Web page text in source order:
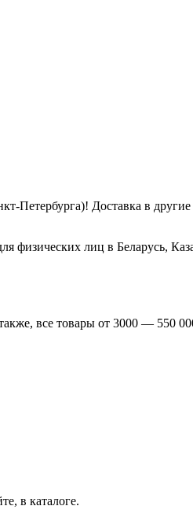
Петербурга)! Доставка в
физических лиц в Беларусь,
все товары от 3000 — 550
в каталоге.